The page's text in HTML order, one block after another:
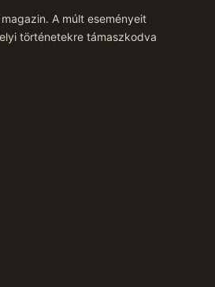
A múlt eseményeit
történetekre támaszkodva